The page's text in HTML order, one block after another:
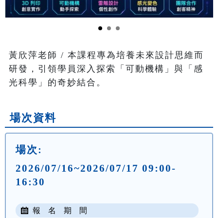
黃欣萍老師 / 本課程專為培養未來設計思維而
研發，引領學員深入探索「可動機構」與「感
光科學」的奇妙結合。
場次資料
場次:
2026/07/16~2026/07/17 09:00-
16:30
報 名 期 間